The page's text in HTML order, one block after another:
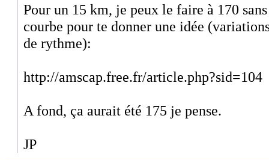
Pour un 15 km, je peux le faire à 170
courbe pour te donner une idée
de rythme):
http://amscap.free.fr/article.php?sid=104
A fond, ça aurait été 175 je pense.
JP